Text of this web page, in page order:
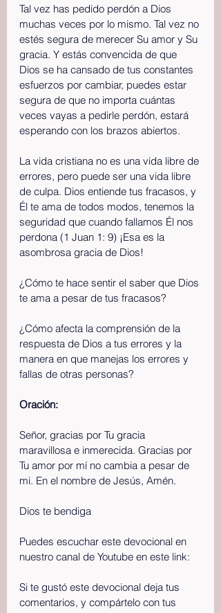
Tal vez has pedido perdón a Dios
muchas veces por lo mismo. Tal vez no
estés segura de merecer Su amor y Su
gracia. Y estás convencida de que
Dios se ha cansado de tus constantes
esfuerzos por cambiar, puedes estar
segura de que no importa cuántas
veces vayas a pedirle perdón, estará
esperando con los brazos abiertos.
La vida cristiana no es una vida libre de
errores, pero puede ser una vida libre
de culpa. Dios entiende tus fracasos, y
Él te ama de todos modos, tenemos la
seguridad que cuando fallamos Él nos
perdona (1 Juan 1: 9) ¡Esa es la
asombrosa gracia de Dios!
¿Cómo te hace sentir el saber que Dios
te ama a pesar de tus fracasos?
¿Cómo afecta la comprensión de la
respuesta de Dios a tus errores y la
manera en que manejas los errores y
fallas de otras personas?
Oración:
Señor, gracias por Tu gracia
maravillosa e inmerecida. Gracias por
Tu amor por mí no cambia a pesar de
mi. En el nombre de Jesús, Amén.
Dios te bendiga
Puedes escuchar este devocional en
nuestro canal de Youtube en este link:
Si te gustó este devocional deja tus
comentarios, y compártelo con tus